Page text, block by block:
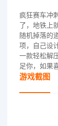
疯狂赛车冲
了，地铁上
随机掉落的
项，自己设
一款轻松解
足你，如果
游戏截图